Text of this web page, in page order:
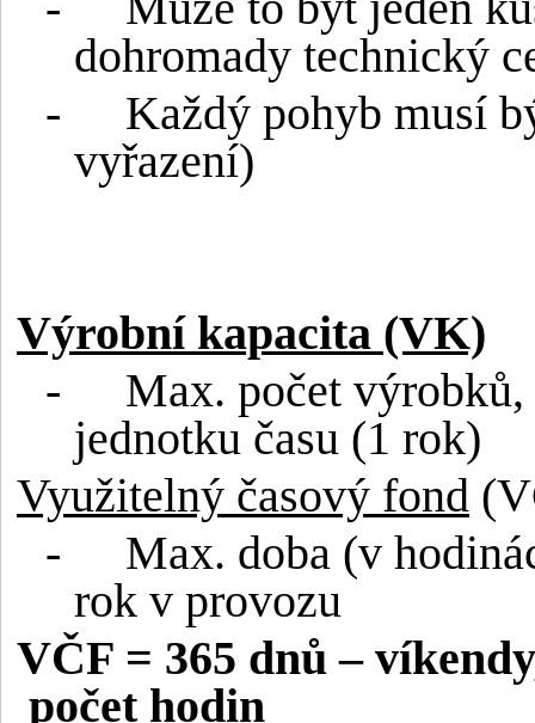
dohromady technický
-
Každý pohyb musí
vyřazení)
Výrobní kapacita (VK)
-
Max. počet
jednotku času (1 rok)
Využitelný časový fond
-
Max. doba (v
rok v provozu
VČF = 365 dnů –
počet hodin